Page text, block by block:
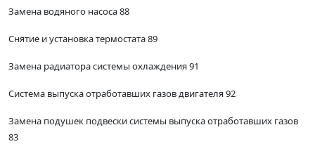
Замена водяного насоса 88
Снятие и установка термостата 89
Замена радиатора системы охлаждения 91
Система выпуска отработавших газов двигателя 92
Замена подушек подвески системы выпуска отработавших газов
83